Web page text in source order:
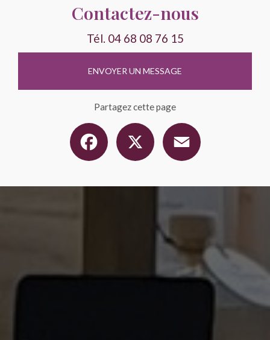
Contactez-nous
Tél. 04 68 08 76 15
ENVOYER UN MESSAGE
Partagez cette page
Facebook